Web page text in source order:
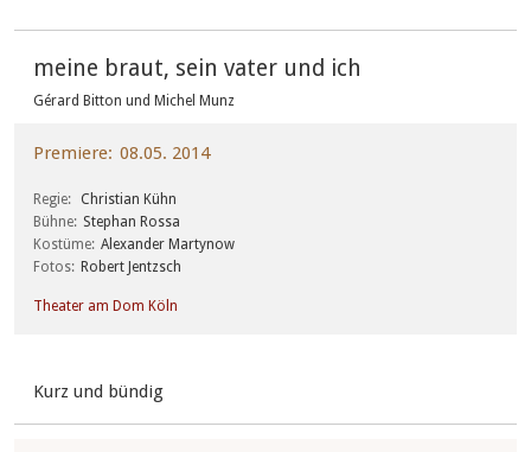
meine braut, sein vater und ich
Gérard Bitton und Michel Munz
Premiere 08.05. 2014
Regie
Christian Kühn
Bühne
Stephan Rossa
Kostüme Alexander Martynow
Fotos Robert Jentzsch
Theater am Dom Köln
Kurz und bündig